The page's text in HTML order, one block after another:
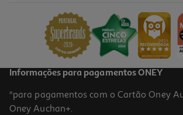
Informações para pagamentos ONEY
*para pagamentos com o Cartão Oney
Oney Auchan+.